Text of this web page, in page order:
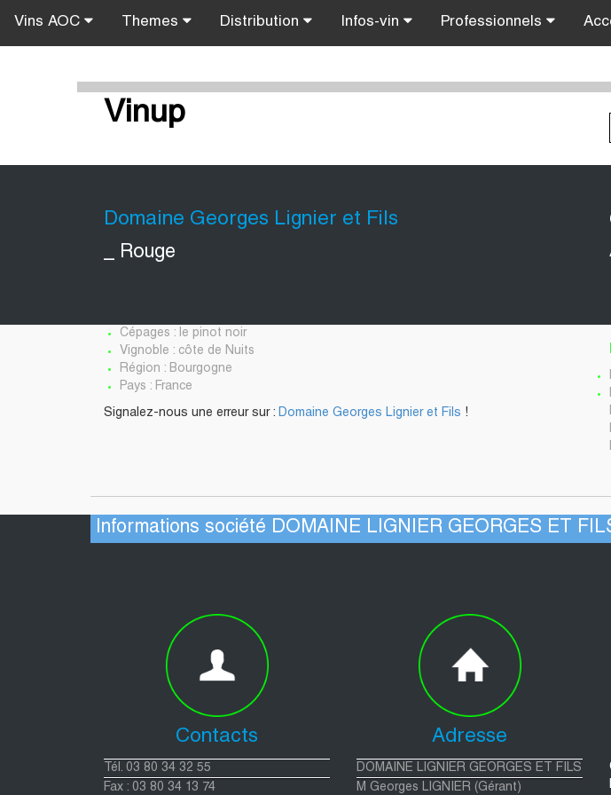
Vins AOC Themes Distribution Infos-vin Professionnels
Vinup
Domaine Georges Lignier et Fils
_ Rouge
Cépages : le pinot noir
Vignoble : côte de Nuits
Région : Bourgogne
Pays : France
Signalez-nous une erreur sur : Domaine Georges Lignier et Fils !
Informations société DOMAINE LIGNIER GEORGES ET
Contacts
Tél. 03 80 34 32 55
Fax : 03 80 34 13 74
Adresse
DOMAINE LIGNIER GEORGES ET FILS
M Georges LIGNIER (Gérant)